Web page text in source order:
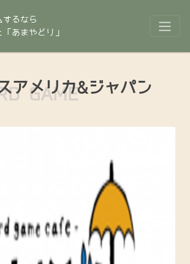
するなら
あまやどり」
アメリカ&ジャパン
GAME